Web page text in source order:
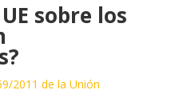
sobre los
2011 de la Unión